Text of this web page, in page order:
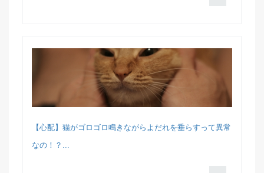
【心配】猫がゴロゴロ鳴きながらよだれを垂らすって異常
なの！？...